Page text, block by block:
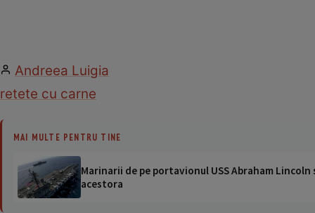
Andreea Luigia
retete cu carne
MAI MULTE PENTRU TINE
Marinarii de pe portavionul USS Abraham
acestora